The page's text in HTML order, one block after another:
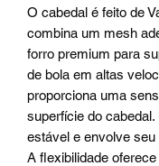
O cabedal é feito de
combina um mesh
forro premium para
de bola em altas
proporciona uma
superfície do
estável e envolve
A flexibilidade